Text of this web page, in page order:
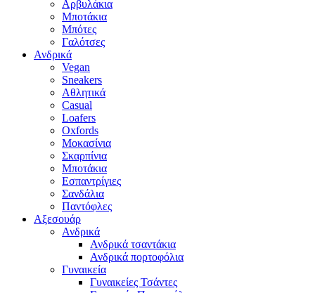
Αρβυλάκια
Μποτάκια
Μπότες
Γαλότσες
Ανδρικά
Vegan
Sneakers
Αθλητικά
Casual
Loafers
Oxfords
Μοκασίνια
Σκαρπίνια
Μποτάκια
Εσπαντρίγιες
Σανδάλια
Παντόφλες
Αξεσουάρ
Ανδρικά
Ανδρικά τσαντάκια
Ανδρικά πορτοφόλια
Γυναικεία
Γυναικείες Τσάντες